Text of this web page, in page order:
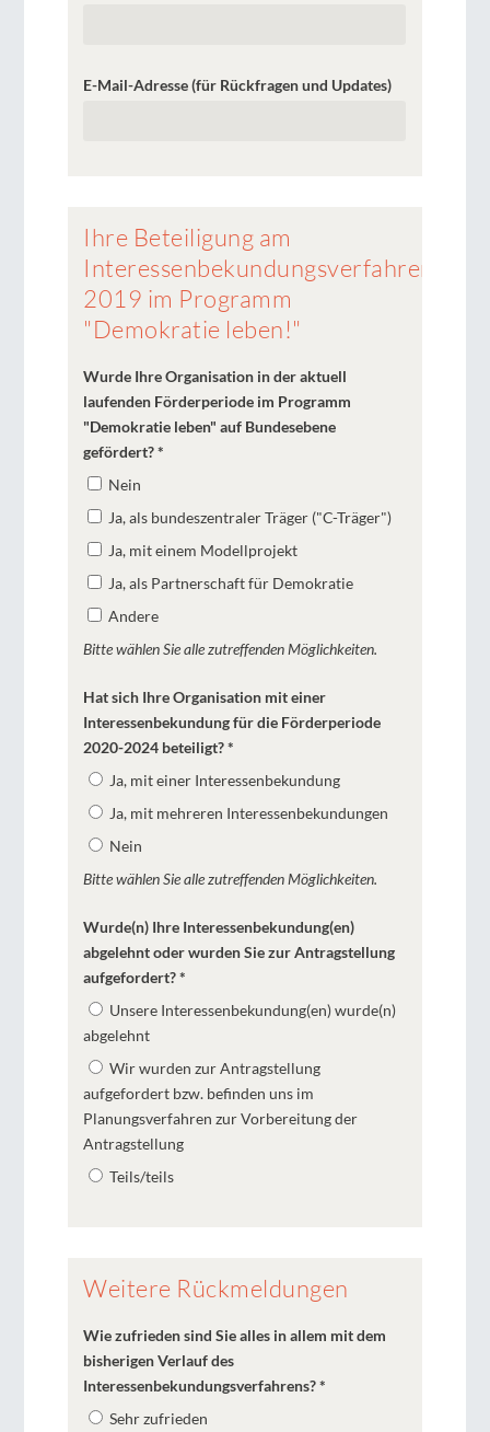
E-Mail-Adresse (für Rückfragen und Updates)
Ihre Beteiligung am
Interessenbekundungsverfahren
2019 im Programm
"Demokratie leben!"
Wurde Ihre Organisation in der aktuell
laufenden Förderperiode im Programm
"Demokratie leben" auf Bundesebene
gefördert?*
Nein
Ja, als bundeszentraler Träger ("C-Träger")
Ja, mit einem Modellprojekt
Ja, als Partnerschaft für Demokratie
Andere
Bitte wählen Sie alle zutreffenden Möglichkeiten.
Hat sich Ihre Organisation mit einer
Interessenbekundung für die Förderperiode
2020-2024 beteiligt?*
Ja, mit einer Interessenbekundung
Ja, mit mehreren Interessenbekundungen
Nein
Bitte wählen Sie alle zutreffenden Möglichkeiten.
Wurde(n) Ihre Interessenbekundung(en)
abgelehnt oder wurden Sie zur Antragstellung
aufgefordert?*
Unsere Interessenbekundung(en) wurde(n)
abgelehnt
Wir wurden zur Antragstellung
aufgefordert bzw. befinden uns im
Planungsverfahren zur Vorbereitung der
Antragstellung
Teils/teils
Weitere Rückmeldungen
Wie zufrieden sind Sie alles in allem mit dem
bisherigen Verlauf des
Interessenbekundungsverfahrens?*
Sehr zufrieden